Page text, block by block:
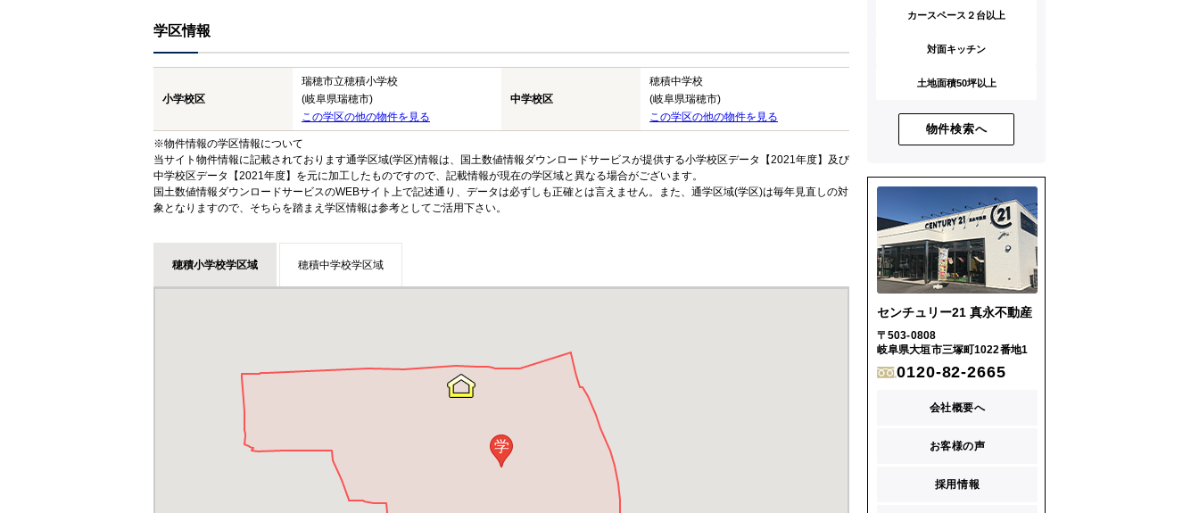
学区情報
小学校区
瑞穂市立穂積小学校
(岐阜県瑞穂市)
この学区の他の物件を見る
中学校区
穂積中学校
(岐阜県瑞穂市)
この学区の他の物件を見る
※物件情報の学区情報について
当サイト物件情報に記載されております通学区域(学区)情報は、国土数値情報ダウンロードサービスが提供する小学校区データ【2021年度】及び
中学校区データ【2021年度】を元に加工したものですので、記載情報が現在の学区域と異なる場合がございます。
国土数値情報ダウンロードサービスのWEBサイト上で記述通り、データは必ずしも正確とは言えません。また、通学区域(学区)は毎年見直しの対
象となりますので、そちらを踏まえ学区情報は参考としてご活用下さい。
穂積小学校学区域 穂積中学校学区域
学
カースペース２台以上
対面キッチン
土地面積50坪以上
物件検索へ
センチュリー21 真永不動産
〒503-0808
岐阜県大垣市三塚町1022番地1
0120-82-2665
会社概要へ
お客様の声
採用情報